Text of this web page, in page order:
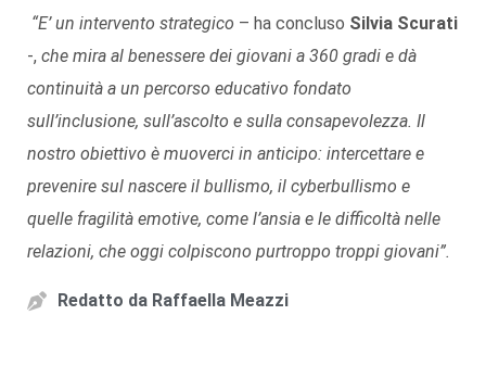
“E’ un intervento strategico – ha concluso Silvia Scurati
-, che mira al benessere dei giovani a 360 gradi e dà
continuità a un percorso educativo fondato
sull’inclusione, sull’ascolto e sulla consapevolezza. Il
nostro obiettivo è muoverci in anticipo: intercettare e
prevenire sul nascere il bullismo, il cyberbullismo e
quelle fragilità emotive, come l’ansia e le difficoltà nelle
relazioni, che oggi colpiscono purtroppo troppi giovani”.
Redatto da Raffaella Meazzi